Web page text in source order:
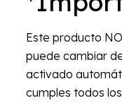
Este producto
puede cambiar
activado
cumples todos